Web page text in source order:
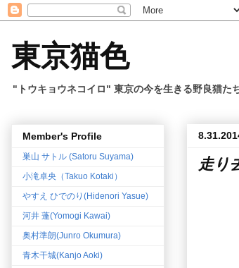
東京猫色
"トウキョウネコイロ" 東京の今を生きる野良猫た
走り
Member's Profile
巣山 サトル (Satoru Suyama)
小滝卓央（Takuo Kotaki）
やすえ ひでのり(Hidenori Yasue)
河井 蓬(Yomogi Kawai)
奥村準朗(Junro Okumura)
青木干城(Kanjo Aoki)